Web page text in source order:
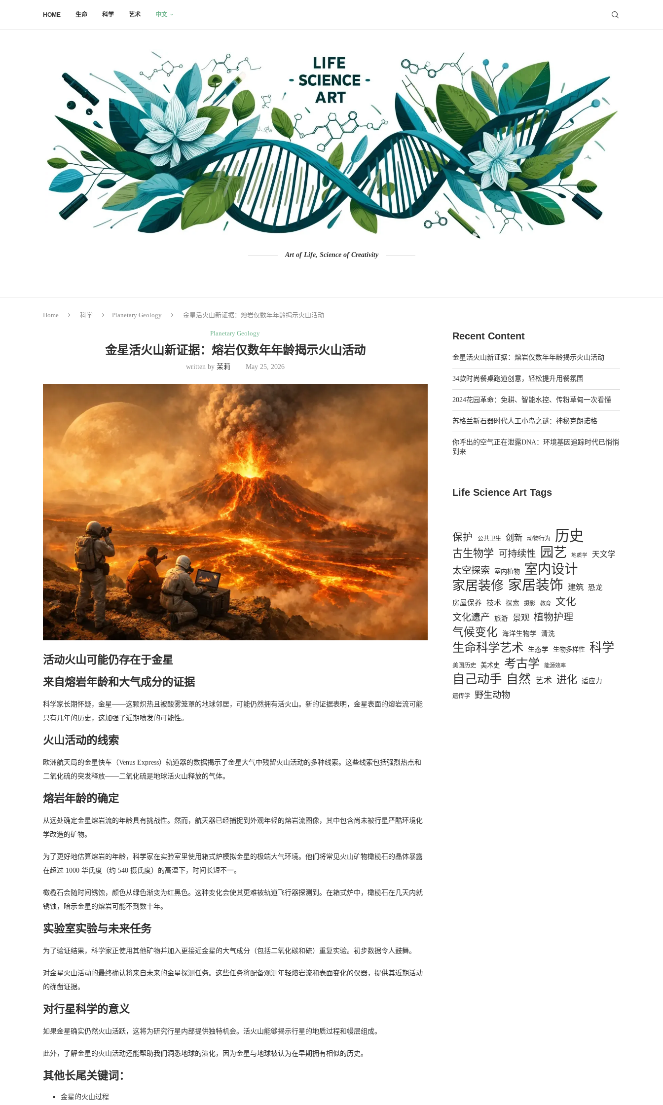
HOME 生命 科学 艺术 中文
Art of Life, Science of Creativity
Home 科学 Planetary Geology 金星活火山新证据：熔岩仅数年年龄揭示火山活动
Planetary Geology
金星活火山新证据：熔岩仅数年年龄揭示火山活动
written by 茉莉 May 25, 2026
活动火山可能仍存在于金星
来自熔岩年龄和大气成分的证据
科学家长期怀疑，金星——这颗炽热且被酸雾笼罩的地球邻居，可能仍然拥有活火山。新的证据表明，金星表面的熔岩流可能
只有几年的历史，这加强了近期喷发的可能性。
火山活动的线索
欧洲航天局的金星快车（Venus Express）轨道器的数据揭示了金星大气中残留火山活动的多种线索。这些线索包括强烈热点和
二氧化硫的突发释放——二氧化硫是地球活火山释放的气体。
熔岩年龄的确定
从远处确定金星熔岩流的年龄具有挑战性。然而，航天器已经捕捉到外观年轻的熔岩流图像，其中包含尚未被行星严酷环境化
学改造的矿物。
为了更好地估算熔岩的年龄，科学家在实验室里使用箱式炉模拟金星的极端大气环境。他们将常见火山矿物橄榄石的晶体暴露
在超过 1000 华氏度（约 540 摄氏度）的高温下，时间长短不一。
橄榄石会随时间锈蚀，颜色从绿色渐变为红黑色。这种变化会使其更难被轨道飞行器探测到。在箱式炉中，橄榄石在几天内就
锈蚀，暗示金星的熔岩可能不到数十年。
实验室实验与未来任务
为了验证结果，科学家正使用其他矿物并加入更接近金星的大气成分（包括二氧化碳和硫）重复实验。初步数据令人鼓舞。
对金星火山活动的最终确认将来自未来的金星探测任务。这些任务将配备观测年轻熔岩流和表面变化的仪器，提供其近期活动
的确凿证据。
对行星科学的意义
如果金星确实仍然火山活跃，这将为研究行星内部提供独特机会。活火山能够揭示行星的地质过程和幔层组成。
此外，了解金星的火山活动还能帮助我们洞悉地球的演化，因为金星与地球被认为在早期拥有相似的历史。
其他长尾关键词：
金星的火山过程
Recent Content
金星活火山新证据：熔岩仅数年年龄揭示火山活动
34款时尚餐桌跑道创意，轻松提升用餐氛围
2024花园革命：免耕、智能水控、传粉草甸一次看懂
苏格兰新石器时代人工小岛之谜：神秘克朗诺格
你呼出的空气正在泄露DNA：环境基因追踪时代已悄悄
到来
Life Science Art Tags
保护 公共卫生 创新 动物行为 历史
古生物学 可持续性 园艺 地质学 天文学
太空探索 室内植物 室内设计
家居装修 家居装饰 建筑 恐龙
房屋保养
技术 探索 摄影 教育 文化
文化遗产 旅游 景观 植物护理
气候变化 海洋生物学 清洗
生命科学艺术 生态学 生物多样性 科学
美国历史 美术史 考古学 能源效率
自己动手 自然 艺术 进化 适应力
遗传学 野生动物